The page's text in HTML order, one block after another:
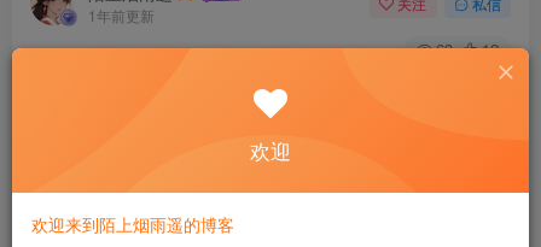
1年前更新
63 12
自苹果推出第一款支持USB PD快充功能的笔记本电脑以
欢迎
欢迎来到陌上烟雨遥的博客